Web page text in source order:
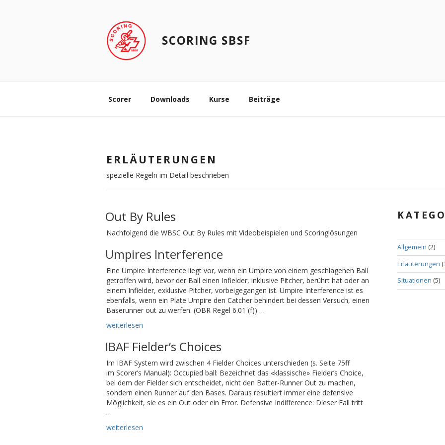
SCORING SBSF
Scorer Downloads Kurse Beiträge
ERLÄUTERUNGEN
spezielle Regeln im Detail beschrieben
Out By Rules
Nachfolgend die WBSC Out By Rules mit Videobeispielen und Scoringlösungen
Umpires Interference
Eine Umpire Interference liegt vor, wenn ein Umpire von einem geschlagenen Ball
getroffen wird, bevor der Ball einen Infielder, inklusive Pitcher, berührt hat oder an
einem Infielder, exklusive Pitcher, vorbeigegangen ist. Umpire Interference ist es
ebenfalls, wenn ein Plate Umpire den Catcher behindert bei dessen Versuch, einen
Baserunner out zu werfen. (OBR Regel 6.01 (f)) …
«Umpires
weiterlesen
IBAF Fielder’s Choices
Im IBAF System wird zwischen 4 Fielder Choices unterschieden (s. Seite 75ff
im Scorer’s Manual): Occupied ball: Bezeichnet das «klassische» Fielder’s Choice,
bei dem der Fielder sich entscheidet, nicht den Batter-Runner Out zu machen,
sondern einen Runner auf den Bases. Daraus resultiert immer eine defensive
Möglichkeit, sie es ein Out oder ein Error. Defensive Indifference: Dieser Fall tritt
…
«IBAF
weiterlesen
Allgemein (2)
Erläuterungen
Situationen (5)